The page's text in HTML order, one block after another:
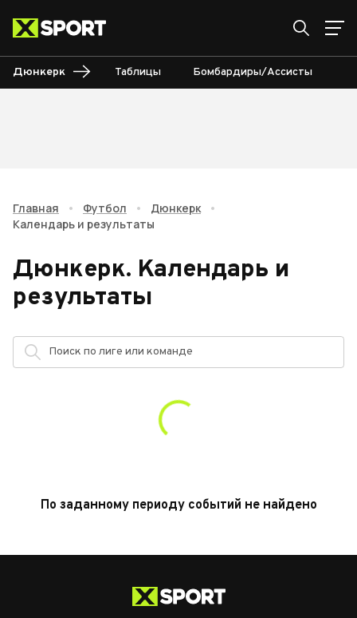
Дюнкерк Таблицы Бомбардиры/Ассисты
Главная • Футбол • Дюнкерк
•
Календарь и результаты
Дюнкерк. Календарь и
результаты
По заданному периоду событий не найдено